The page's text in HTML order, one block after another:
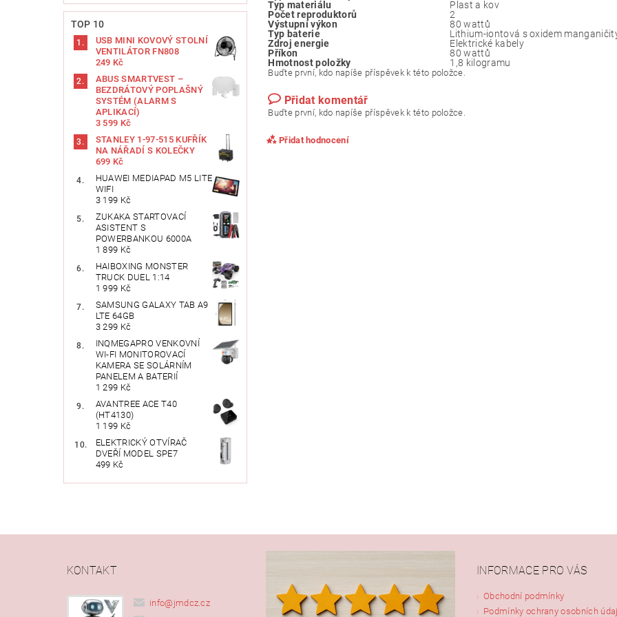
TOP 10
USB MINI KOVOVÝ STOLNÍ
VENTILÁTOR FN808
249 Kč
ABUS SMARTVEST –
BEZDRÁTOVÝ POPLAŠNÝ
SYSTÉM (ALARM S
APLIKACÍ)
3 599 Kč
STANLEY 1-97-515 KUFŘÍK
NA NÁŘADÍ S KOLEČKY
699 Kč
HUAWEI MEDIAPAD M5 LITE
WIFI
3 199 Kč
ZUKAKA STARTOVACÍ
ASISTENT S
POWERBANKOU 6000A
1 899 Kč
HAIBOXING MONSTER
TRUCK DUEL 1:14
1 999 Kč
SAMSUNG GALAXY TAB A9
LTE 64GB
3 299 Kč
INQMEGAPRO VENKOVNÍ
WI-FI MONITOROVACÍ
KAMERA SE SOLÁRNÍM
PANELEM A BATERIÍ
1 299 Kč
AVANTREE ACE T40
(HT4130)
1 199 Kč
ELEKTRICKÝ OTVÍRAČ
DVEŘÍ MODEL SPE7
499 Kč
Typ materiálu
‎Plast a kov
Počet reproduktorů
‎2
Výstupní výkon
80 wattů
Typ baterie
‎Lithium-iontová s oxidem
Zdroj energie
‎Elektrické kabely
Příkon
80 wattů
Hmotnost položky
1,8 kilogramu
Buďte první, kdo napíše příspěvek k této položce.
Přidat komentář
Buďte první, kdo napíše příspěvek k této položce.
Přidat hodnocení
KONTAKT
info@ jmdcz.cz
INFORMACE PRO VÁS
Obchodní podmínky
Podmínky ochrany osobních